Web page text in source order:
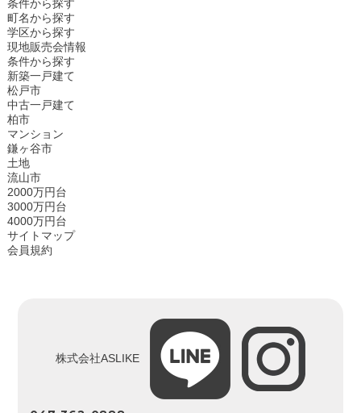
条件から探す
町名から探す
学区から探す
現地販売会情報
条件から探す
新築一戸建て
松戸市
中古一戸建て
柏市
マンション
鎌ヶ谷市
土地
流山市
2000万円台
3000万円台
4000万円台
サイトマップ
会員規約
株式会社ASLIKE